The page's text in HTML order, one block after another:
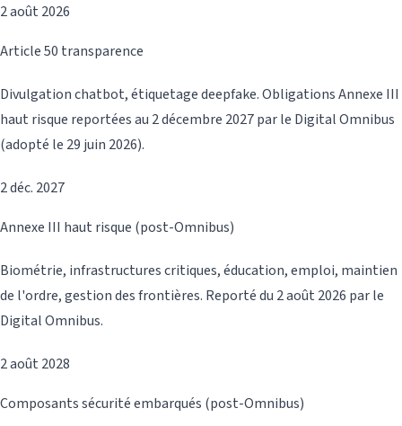
2 août 2026
Article 50 transparence
Divulgation chatbot, étiquetage deepfake. Obligations Annexe III
haut risque reportées au 2 décembre 2027 par le Digital Omnibus
(adopté le 29 juin 2026).
2 déc. 2027
Annexe III haut risque (post-Omnibus)
Biométrie, infrastructures critiques, éducation, emploi, maintien
de l'ordre, gestion des frontières. Reporté du 2 août 2026 par le
Digital Omnibus.
2 août 2028
Composants sécurité embarqués (post-Omnibus)